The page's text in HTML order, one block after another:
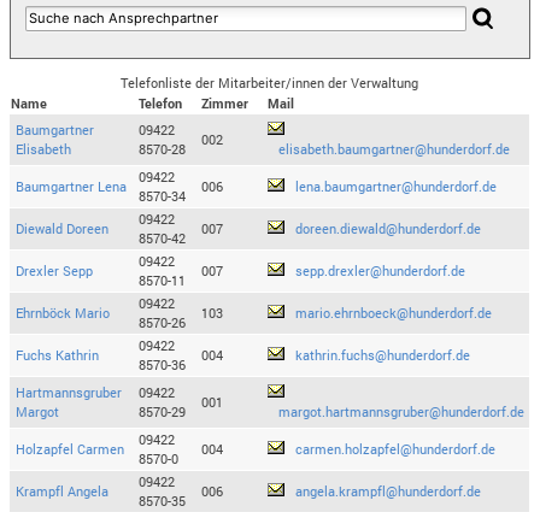
Telefonliste der Mitarbeiter/innen der Verwaltung
Name
Telefon Zimmer
Mail
Baumgartner
Elisabeth
09422
8570-28
002
elisabeth.baumgartner@hunderdorf.de
Baumgartner Lena
09422
8570-34
006 lena.baumgartner@hunderdorf.de
Diewald Doreen
09422
8570-42
007 doreen.diewald@hunderdorf.de
Drexler Sepp
09422
8570-11
007 sepp.drexler@hunderdorf.de
Ehrnböck Mario
09422
8570-26
103 mario.ehrnboeck@hunderdorf.de
Fuchs Kathrin
09422
8570-36
004 kathrin.fuchs@hunderdorf.de
Hartmannsgruber
Margot
09422
8570-29
001
margot.hartmannsgruber@hunderdorf.de
Holzapfel Carmen
09422
8570-0
004 carmen.holzapfel@hunderdorf.de
Krampfl Angela
09422
8570-35
006 angela.krampfl@hunderdorf.de